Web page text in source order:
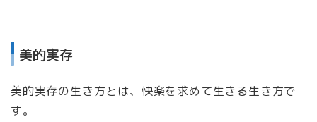
美的実存
美的実存の生き方とは、快楽を求めて生きる生き方で
す。